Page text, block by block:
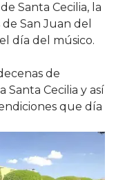
Santa Cecilia, la
San Juan del
día del músico.
de
Santa Cecilia y así
que día